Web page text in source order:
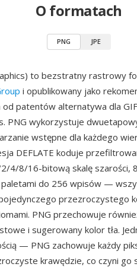
O formatach
PNG JPE
to bezstratny rastrowy
i opublikowany jako
patentów alternatywa dla
PNG wykorzystuje
wstępne dla każdego
DEFLATE koduje
8/16-bitową skalę szarości,
paletami do 256 wpisów —
przezroczystego
PNG przechowuje
i sugerowany kolor tła.
— PNG zachowuje każdy
krawędzie, co czyni